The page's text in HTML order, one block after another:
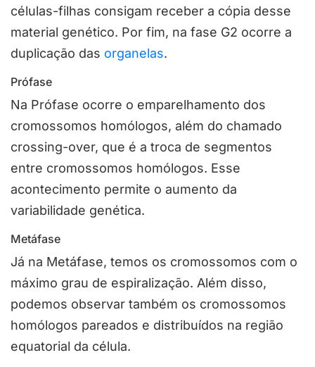
células-filhas consigam receber a cópia desse
material genético. Por fim, na fase G2 ocorre a
duplicação das organelas.
Prófase
Na Prófase ocorre o emparelhamento dos
cromossomos homólogos, além do chamado
crossing-over, que é a troca de segmentos
entre cromossomos homólogos. Esse
acontecimento permite o aumento da
variabilidade genética.
Metáfase
Já na Metáfase, temos os cromossomos com o
máximo grau de espiralização. Além disso,
podemos observar também os cromossomos
homólogos pareados e distribuídos na região
equatorial da célula.